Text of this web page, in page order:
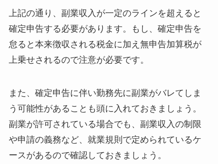
上記の通り、副業収入が一定のラインを超えると
確定申告する必要があります。もし、確定申告を
怠ると本来徴収される税金に加え無申告加算税が
上乗せされるので注意が必要です。
また、確定申告に伴い勤務先に副業がバレてしま
う可能性があることも頭に入れておきましょう。
副業が許可されている場合でも、副業収入の制限
や申請の義務など、就業規則で定められているケ
ースがあるので確認しておきましょう。